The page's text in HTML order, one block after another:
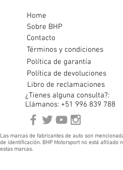
Home
Sobre BHP
Contacto
Términos y condiciones
Política de garantía
Política de devoluciones
Libro de reclamaciones
¿Tienes alguna consulta?:
Llámanos: +51 996 839 788
Las marcas de fabricantes de auto son
de identificación. BHP Motorsport no está afiliado
estas marcas.